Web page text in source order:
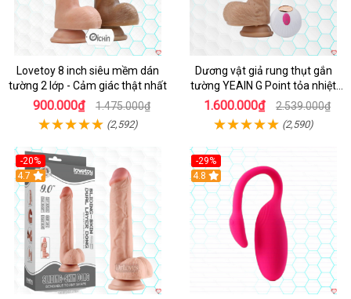
Lovetoy 8 inch siêu mềm dán
tường 2 lớp - Cảm giác thật nhất
900.000₫ 1.475.000₫
(2,592)
Dương vật giả rung thụt gắn
tường YEAIN G Point tỏa nhiệt
điều khiển từ xa
1.600.000₫ 2.539.000₫
(2,590)
-20%
Hot
4.7
-29%
Hot
4.8